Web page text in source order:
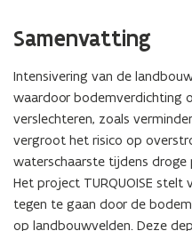
Samenvatting
Intensivering van de
waardoor bodemverdichting
verslechteren, zoals
vergroot het risico op
waterschaarste tijdens droge
Het project TURQUOISE
tegen te gaan door de
op landbouwvelden. Deze